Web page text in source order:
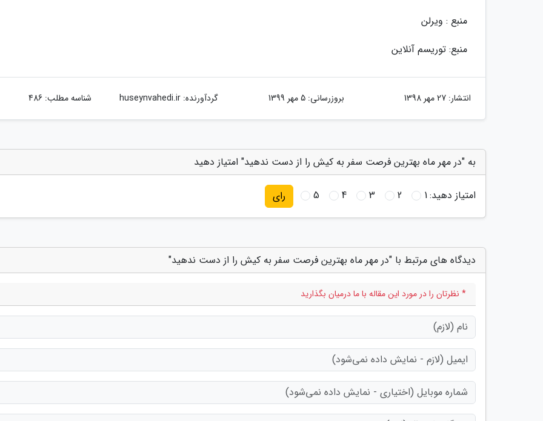
منبع : ویرلن
منبع: توریسم آنلاین
انتشار: 27 مهر 1398 بروزرسانی: 5 مهر 1399 گردآورنده:huseynvahedi.ir شناسه مطلب: 486
به "در مهر ماه بهترین فرصت سفر به کیش را از دست ندهید" امتیاز دهید
امتیاز دهید:1
2
3
4
5 رای
دیدگاه های مرتبط با "در مهر ماه بهترین فرصت سفر به کیش را از دست ندهید"
* نظرتان را در مورد این مقاله با ما درمیان بگذارید